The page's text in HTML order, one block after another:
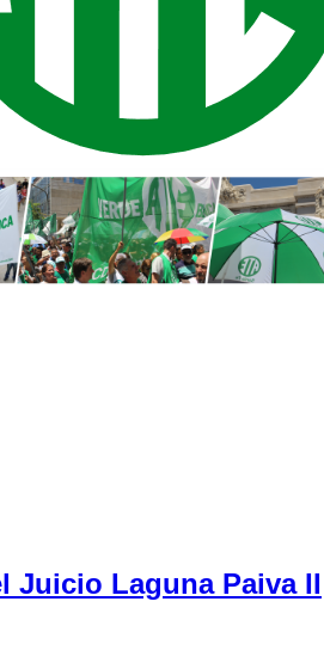
Juicio Laguna Paiva II